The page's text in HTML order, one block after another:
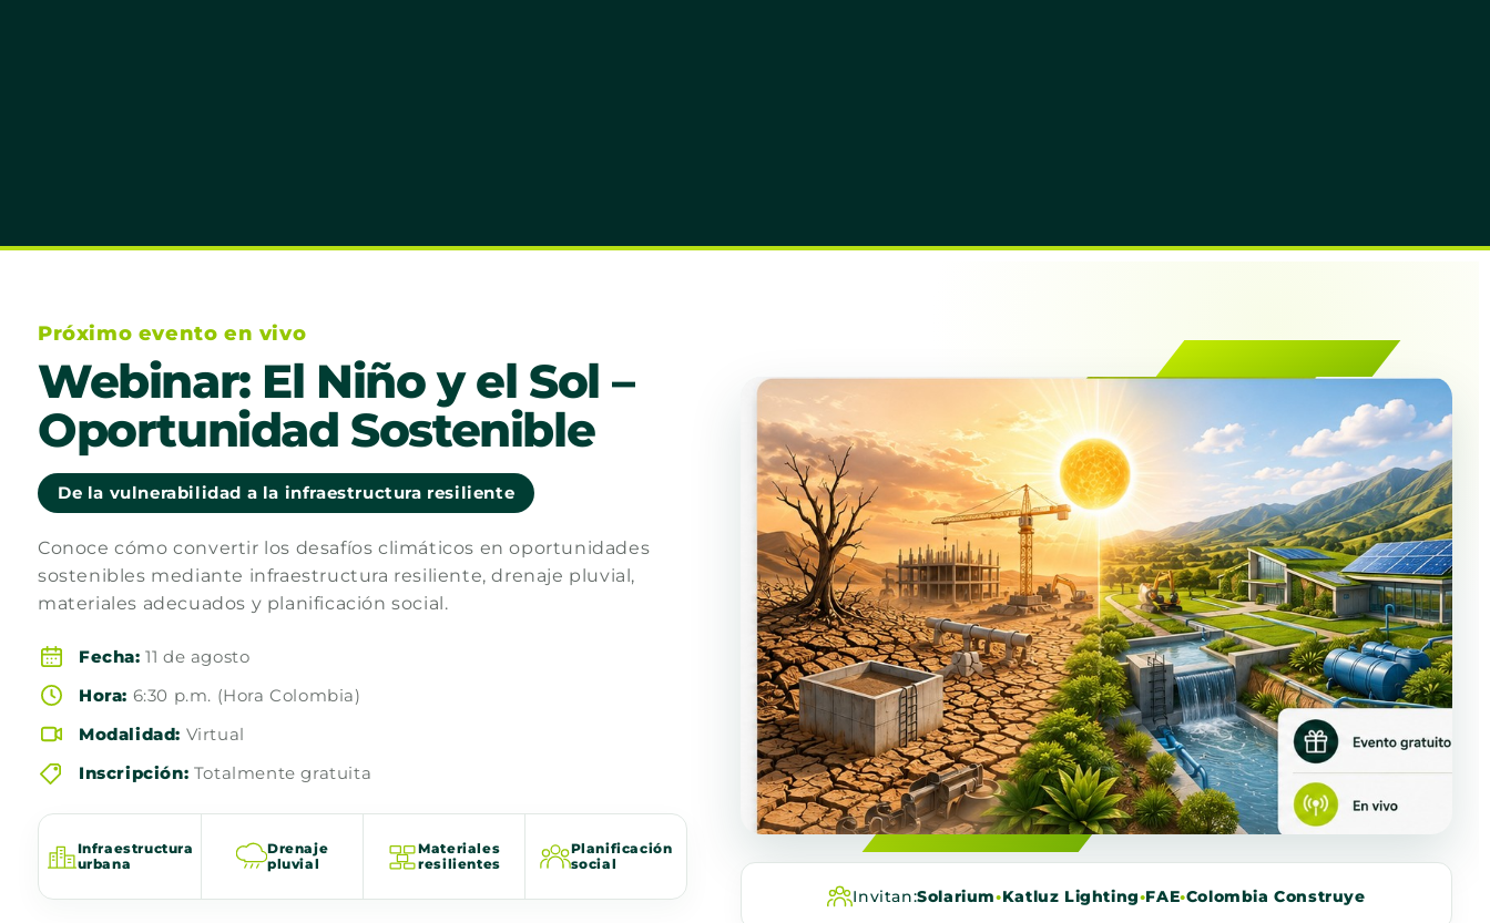
Próximo evento en vivo
Webinar: El Niño y el Sol –
Oportunidad Sostenible
De la vulnerabilidad a la infraestructura resiliente
Conoce cómo convertir los desafíos climáticos en oportunidades
sostenibles mediante infraestructura resiliente, drenaje pluvial,
materiales adecuados y planificación social.
Fecha: 11 de agosto
Hora: 6:30 p.m. (Hora Colombia)
Modalidad: Virtual
Inscripción: Totalmente gratuita
Infraestructura
urbana
Drenaje
pluvial
Materiales
resilientes
Planificación
social
Invitan:Solarium•Katluz Lighting•FAE•Colombia Construye